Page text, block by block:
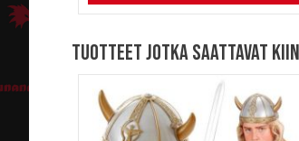
Tuotteet jotka saattavat